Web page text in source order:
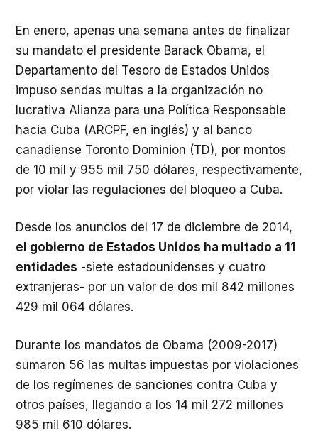
En enero, apenas una semana antes de finalizar
su mandato el presidente Barack Obama, el
Departamento del Tesoro de Estados Unidos
impuso sendas multas a la organización no
lucrativa Alianza para una Política Responsable
hacia Cuba (ARCPF, en inglés) y al banco
canadiense Toronto Dominion (TD), por montos
de 10 mil y 955 mil 750 dólares, respectivamente,
por violar las regulaciones del bloqueo a Cuba.
Desde los anuncios del 17 de diciembre de 2014,
el gobierno de Estados Unidos ha multado a 11
entidades -siete estadounidenses y cuatro
extranjeras- por un valor de dos mil 842 millones
429 mil 064 dólares.
Durante los mandatos de Obama (2009-2017)
sumaron 56 las multas impuestas por violaciones
de los regímenes de sanciones contra Cuba y
otros países, llegando a los 14 mil 272 millones
985 mil 610 dólares.